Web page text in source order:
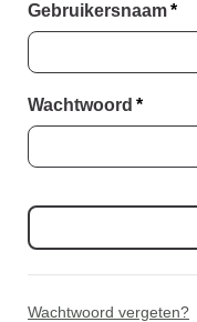
Gebruikersnaam*
Wachtwoord *
Wachtwoord vergeten?